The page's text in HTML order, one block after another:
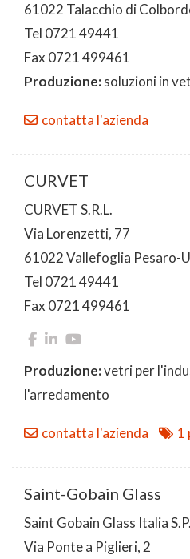
61022 Talacchio di
Tel 0721 49441
Fax 0721 499461
Produzione:soluzioni in
contatta l'azienda
CURVET
CURVET S.R.L.
Via Lorenzetti, 77
61022 Vallefoglia Pesaro-
Tel 0721 49441
Fax 0721 499461
Produzione:vetri per
l'arredamento
contatta l'azienda 1
Saint-Gobain Glass
Saint Gobain Glass Italia
Via Ponte a Piglieri, 2